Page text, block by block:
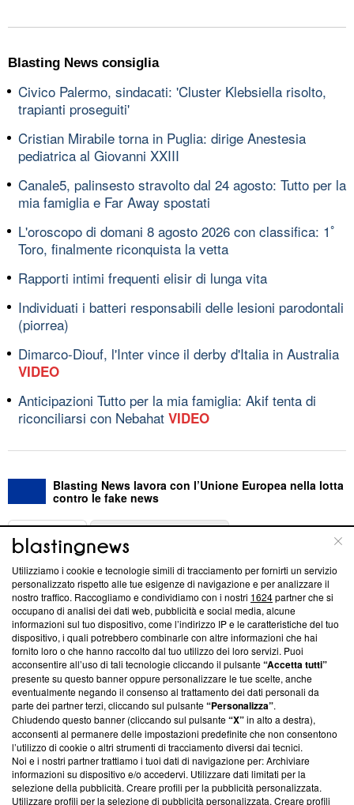
Blasting News consiglia
Civico Palermo, sindacati: 'Cluster Klebsiella risolto,
trapianti proseguiti'
Cristian Mirabile torna in Puglia: dirige Anestesia
pediatrica al Giovanni XXIII
Canale5, palinsesto stravolto dal 24 agosto: Tutto per la
mia famiglia e Far Away spostati
L'oroscopo di domani 8 agosto 2026 con classifica: 1ﾟ
Toro, finalmente riconquista la vetta
Rapporti intimi frequenti elisir di lunga vita
Individuati i batteri responsabili delle lesioni parodontali
(piorrea)
Dimarco-Diouf, l'Inter vince il derby d'Italia in Australia
VIDEO
Anticipazioni Tutto per la mia famiglia: Akif tenta di
riconciliarsi con Nebahat VIDEO
Blasting News lavora con l’Unione Europea nella lotta
contro le fake news
ABOUT
Questa sezione offre informazioni trasparenti su Blasting
News, sui nostri processi editoriali e su come ci impegniamo a
creare news di qualità. Inoltre, afferma la nostra aderenza a
‘Trust Project - News with Integrity’Blasting News non è
ancora membro del programma, ma ha richiesto di farne
parte; Trust Project non ha ancora effettuato una verifica di
conformità agli standard.
Su di noi
Team editoriale
Corporate
Redazione
Utilizziamo i cookie e tecnologie simili di tracciamento per fornirti un servizio
personalizzato rispetto alle tue esigenze di navigazione e per analizzare il
nostro traffico. Raccogliamo e condividiamo con i nostri 1624partner che si
occupano di analisi dei dati web, pubblicità e social media, alcune
informazioni sul tuo dispositivo, come l’indirizzo IP e le caratteristiche del tuo
dispositivo, i quali potrebbero combinarle con altre informazioni che hai
fornito loro o che hanno raccolto dal tuo utilizzo dei loro servizi. Puoi
acconsentire all’uso di tali tecnologie cliccando il pulsante“Accetta tutti”
presente su questo banner oppure personalizzare le tue scelte, anche
eventualmente negando il consenso al trattamento dei dati personali da
parte dei partner terzi, cliccando sul pulsante“Personalizza”.
Chiudendo questo banner (cliccando sul pulsante“X”in alto a destra),
acconsenti al permanere delle impostazioni predefinite che non consentono
l’utilizzo di cookie o altri strumenti di tracciamento diversi dai tecnici.
Noi e i nostri partner trattiamo i tuoi dati di navigazione per: Archiviare
informazioni su dispositivo e/o accedervi. Utilizzare dati limitati per la
selezione della pubblicità. Creare profili per la pubblicità personalizzata.
Utilizzare profili per la selezione di pubblicità personalizzata. Creare profili